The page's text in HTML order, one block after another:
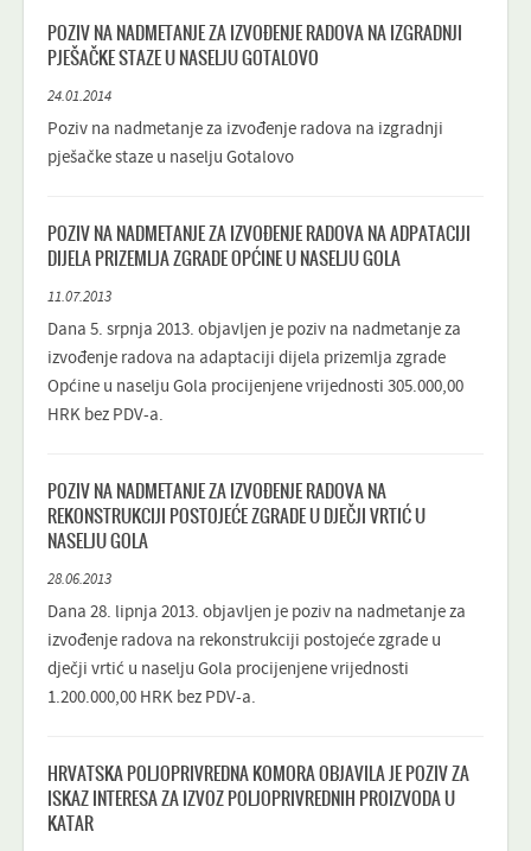
POZIV NA NADMETANJE ZA IZVOĐENJE RADOVA NA IZGRADNJI
PJEŠAČKE STAZE U NASELJU GOTALOVO
24.01.2014
Poziv na nadmetanje za izvođenje radova na izgradnji
pješačke staze u naselju Gotalovo
POZIV NA NADMETANJE ZA IZVOĐENJE RADOVA NA ADPATACIJI
DIJELA PRIZEMLJA ZGRADE OPĆINE U NASELJU GOLA
11.07.2013
Dana 5. srpnja 2013. objavljen je poziv na nadmetanje za
izvođenje radova na adaptaciji dijela prizemlja zgrade
Općine u naselju Gola procijenjene vrijednosti 305.000,00
HRK bez PDV-a.
POZIV NA NADMETANJE ZA IZVOĐENJE RADOVA NA
REKONSTRUKCIJI POSTOJEĆE ZGRADE U DJEČJI VRTIĆ U
NASELJU GOLA
28.06.2013
Dana 28. lipnja 2013. objavljen je poziv na nadmetanje za
izvođenje radova na rekonstrukciji postojeće zgrade u
dječji vrtić u naselju Gola procijenjene vrijednosti
1.200.000,00 HRK bez PDV-a.
HRVATSKA POLJOPRIVREDNA KOMORA OBJAVILA JE POZIV ZA
ISKAZ INTERESA ZA IZVOZ POLJOPRIVREDNIH PROIZVODA U
KATAR